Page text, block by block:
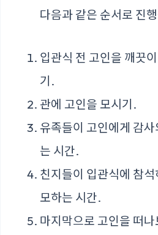
다음과 같은 순서로 진
입관식 전 고인을 깨끗
기.
관에 고인을 모시기.
유족들이 고인에게 감
는 시간.
친지들이 입관식에 참
모하는 시간.
마지막으로 고인을 떠나